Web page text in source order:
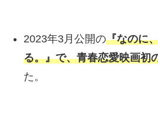
2023年3月公開の『なのに
る。』で、青春恋愛映画初
た。